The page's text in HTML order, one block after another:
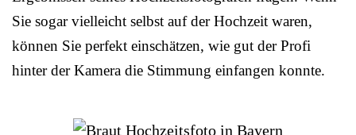
Sie sogar vielleicht selbst auf der Hochzeit waren,
können Sie perfekt einschätzen, wie gut der Profi
hinter der Kamera die Stimmung einfangen konnte.